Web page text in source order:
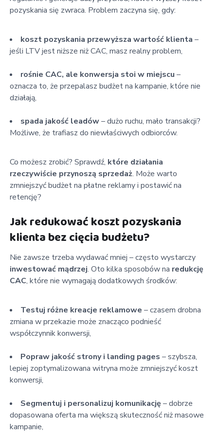
pozyskania się zwraca. Problem zaczyna się, gdy:
koszt pozyskania przewyższa wartość klienta –
jeśli LTV jest niższe niż CAC, masz realny problem,
rośnie CAC, ale konwersja stoi w miejscu –
oznacza to, że przepalasz budżet na kampanie, które nie
działają,
spada jakość leadów– dużo ruchu, mało transakcji?
Możliwe, że trafiasz do niewłaściwych odbiorców.
Co możesz zrobić? Sprawdź, które działania
rzeczywiście przynoszą sprzedaż. Może warto
zmniejszyć budżet na płatne reklamy i postawić na
retencję?
Jak redukować koszt pozyskania
klienta bez cięcia budżetu?
Nie zawsze trzeba wydawać mniej – często wystarczy
inwestować mądrzej. Oto kilka sposobów na redukcję
CAC, które nie wymagają dodatkowych środków:
Testuj różne kreacje reklamowe – czasem drobna
zmiana w przekazie może znacząco podnieść
współczynnik konwersji,
Popraw jakość strony i landing pages – szybsza,
lepiej zoptymalizowana witryna może zmniejszyć koszt
konwersji,
Segmentuj i personalizuj komunikację – dobrze
dopasowana oferta ma większą skuteczność niż masowe
kampanie,